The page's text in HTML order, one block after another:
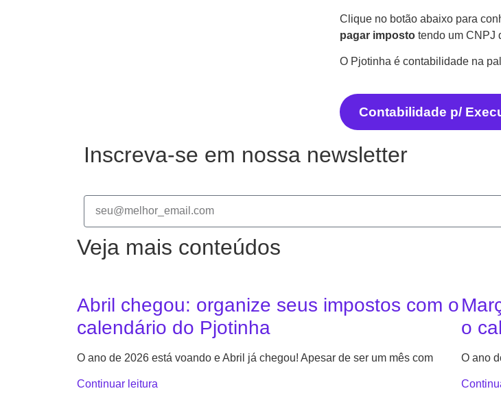
Clique no botão abaixo para
pagar imposto tendo um CNPJ
O Pjotinha é contabilidade na
Contabilidade p/
Inscreva-se em nossa newsletter
Veja mais conteúdos
Abril chegou: organize seus impostos com o
calendário do Pjotinha
O ano de 2026 está voando e Abril já chegou! Apesar de ser um mês com
Continuar leitura
o
O ano